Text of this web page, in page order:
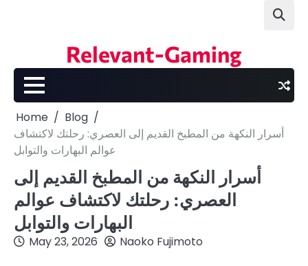
Relevant-Gaming
Home
Blog
أسرار النكهة من المطبخ القديم إلى العصري: رحلتك لاكتشاف
عوالم البهارات والتوابل
أسرار النكهة من المطبخ القديم إلى
العصري: رحلتك لاكتشاف عوالم
البهارات والتوابل
May 23, 2026 Naoko Fujimoto